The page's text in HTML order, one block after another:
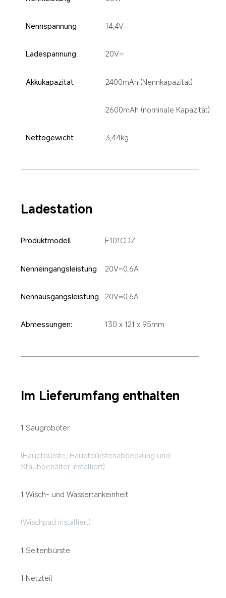
Nennspannung 14,4V⎓
Ladespannung 20V⎓
Akkukapazität 2400mAh (Nennkapazität)
2600mAh (nominale Kapazität)
Nettogewicht 3,44kg
Ladestation
Produktmodell E101CDZ
Nenneingangsleistung 20V⎓0,6A
Nennausgangsleistung 20V⎓0,6A
Abmessungen: 130 x 121 x 95mm
Im Lieferumfang enthalten
1 Saugroboter
(Hauptbürste, Hauptbürstenabdeckung und
Staubbehälter installiert)
1 Wisch- und Wassertankeinheit
(Wischpad installiert)
1 Seitenbürste
1 Netzteil